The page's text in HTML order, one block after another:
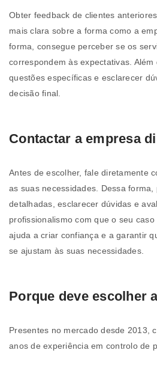
Obter feedback de clientes
mais clara sobre a forma como a
forma, consegue perceber se os
correspondem às expectativas.
questões específicas e esclarecer
decisão final.
Contactar a empresa
Antes de escolher, fale diretamente
as suas necessidades. Dessa
detalhadas, esclarecer dúvidas e
profissionalismo com que o seu
ajuda a criar confiança e a garantir
se ajustam às suas necessidades.
Porque deve escolher
Presentes no mercado desde 2013,
anos de experiência em controlo de